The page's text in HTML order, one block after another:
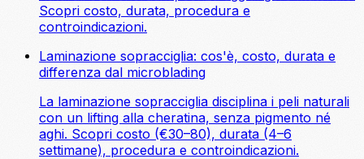
Scopri costo, durata, procedura e
controindicazioni.
Laminazione sopracciglia: cos'è, costo, durata e
differenza dal microblading
La laminazione sopracciglia disciplina i peli naturali
con un lifting alla cheratina, senza pigmento né
aghi. Scopri costo (€30–80), durata (4–6
settimane), procedura e controindicazioni.